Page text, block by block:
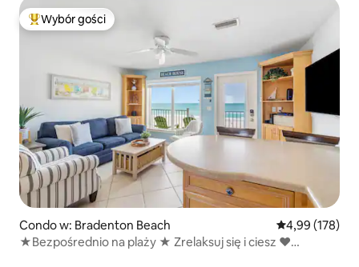
Najpopularniejsze z kategorii Wybór gości
Wybór gości
Condo w: Bradenton Beach Średnia
4,99 (178)
★Bezpośrednio na plaży ★ Zrelaksuj się i ciesz ♥